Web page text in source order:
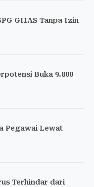
GIIAS Tanpa Izin
Buka 9.800
Pegawai Lewat
Terhindar dari